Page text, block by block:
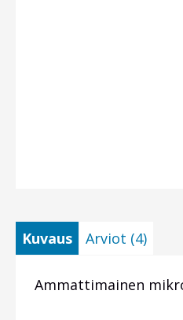
Kuvaus Arviot (4)
Ammattimainen